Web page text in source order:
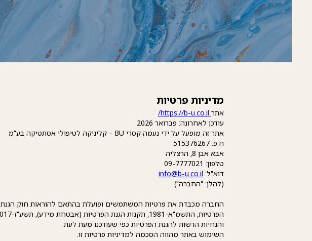
מדיניות פרטיות
אתר
עודכן לאחרונה: פברואר 2026
אתר זה מופעל על ידי נעמה קסרי BU – קליניקה לטיפולי אסתטיקה בע"מ
ח.פ. 515376267
אבא אבן 8, הרצליה
טלפון: 09-7777021
דוא"ל: info@b-u.co.il
(להלן: "החברה")
החברה מכבדת את פרטיות המשתמשים ופועלת בהתאם להוראות חוק הגנת
והנחיות הרשות להגנת הפרטיות כפי שעודכנו מעת לעת.
השימוש באתר מהווה הסכמה למדיניות פרטיות זו.